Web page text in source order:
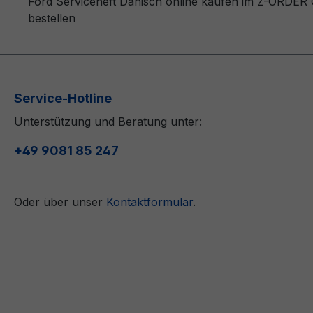
bestellen
Service-Hotline
Unterstützung und Beratung unter:
+49 9081 85 247
Oder über unser Kontaktformular.